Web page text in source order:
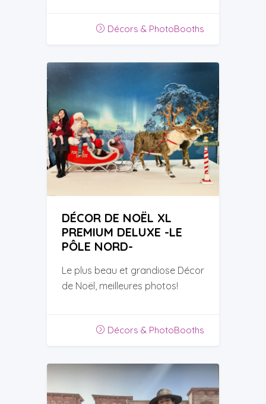
Décors & PhotoBooths
DÉCOR DE NOËL XL
PREMIUM DELUXE -LE
PÔLE NORD-
Le plus beau et grandiose Décor
de Noël, meilleures photos!
Décors & PhotoBooths